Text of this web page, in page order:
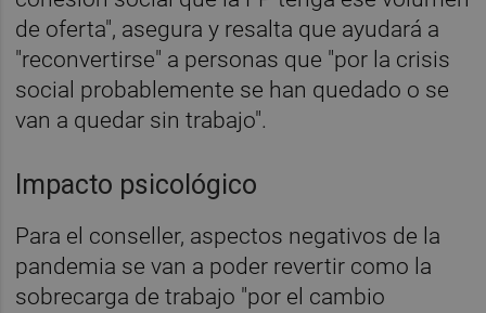
de oferta", asegura y resalta que ayudará a
"reconvertirse" a personas que "por la crisis
social probablemente se han quedado o se
van a quedar sin trabajo".
Impacto psicológico
Para el conseller, aspectos negativos de la
pandemia se van a poder revertir como la
sobrecarga de trabajo "por el cambio